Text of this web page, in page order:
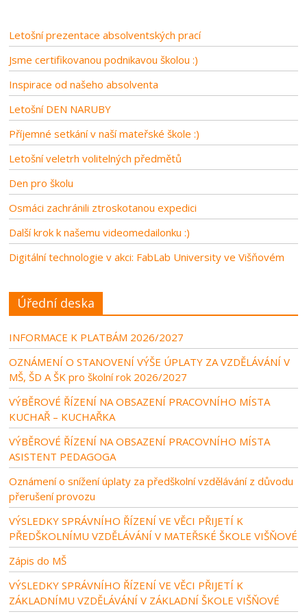
Letošní prezentace absolventských prací
Jsme certifikovanou podnikavou školou :)
Inspirace od našeho absolventa
Letošní DEN NARUBY
Příjemné setkání v naší mateřské škole :)
Letošní veletrh volitelných předmětů
Den pro školu
Osmáci zachránili ztroskotanou expedici
Další krok k našemu videomedailonku :)
Digitální technologie v akci: FabLab University ve Višňovém
Úřední deska
INFORMACE K PLATBÁM 2026/2027
OZNÁMENÍ O STANOVENÍ VÝŠE ÚPLATY ZA VZDĚLÁVÁNÍ V
MŠ, ŠD A ŠK pro školní rok 2026/2027
VÝBĚROVÉ ŘÍZENÍ NA OBSAZENÍ PRACOVNÍHO MÍSTA
KUCHAŘ – KUCHAŘKA
VÝBĚROVÉ ŘÍZENÍ NA OBSAZENÍ PRACOVNÍHO MÍSTA
ASISTENT PEDAGOGA
Oznámení o snížení úplaty za předškolní vzdělávání z důvodu
přerušení provozu
VÝSLEDKY SPRÁVNÍHO ŘÍZENÍ VE VĚCI PŘIJETÍ K
PŘEDŠKOLNÍMU VZDĚLÁVÁNÍ V MATEŘSKÉ ŠKOLE VIŠŇOVÉ
Zápis do MŠ
VÝSLEDKY SPRÁVNÍHO ŘÍZENÍ VE VĚCI PŘIJETÍ K
ZÁKLADNÍMU VZDĚLÁVÁNÍ V ZÁKLADNÍ ŠKOLE VIŠŇOVÉ